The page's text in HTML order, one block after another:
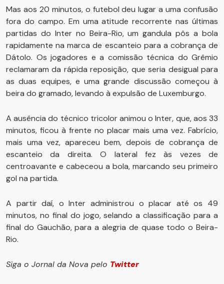
Mas aos 20 minutos, o futebol deu lugar a uma confusão
fora do campo. Em uma atitude recorrente nas últimas
partidas do Inter no Beira-Rio, um gandula pôs a bola
rapidamente na marca de escanteio para a cobrança de
Dátolo. Os jogadores e a comissão técnica do Grêmio
reclamaram da rápida reposição, que seria desigual para
as duas equipes, e uma grande discussão começou à
beira do gramado, levando à expulsão de Luxemburgo.
A ausência do técnico tricolor animou o Inter, que, aos 33
minutos, ficou à frente no placar mais uma vez. Fabrício,
mais uma vez, apareceu bem, depois de cobrança de
escanteio da direita. O lateral fez às vezes de
centroavante e cabeceou a bola, marcando seu primeiro
gol na partida.
A partir daí, o Inter administrou o placar até os 49
minutos, no final do jogo, selando a classificação para a
final do Gauchão, para a alegria de quase todo o Beira-
Rio.
Siga o Jornal da Nova pelo Twitter